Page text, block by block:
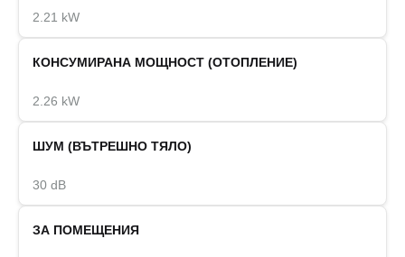
2.21 kW
КОНСУМИРАНА МОЩНОСТ (ОТОПЛЕНИЕ)
2.26 kW
ШУМ (ВЪТРЕШНО ТЯЛО)
30 dB
ЗА ПОМЕЩЕНИЯ